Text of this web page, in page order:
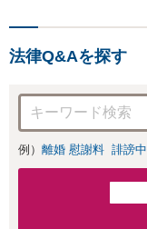
法律Q&Aを探す
例） 離婚 慰謝料 誹謗